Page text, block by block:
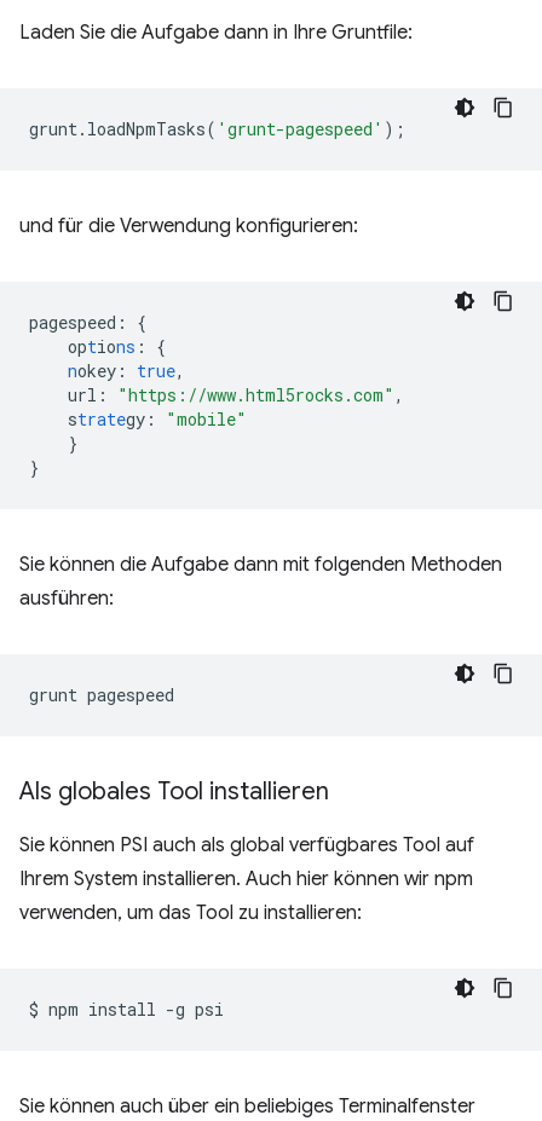
Laden Sie die Aufgabe dann in Ihre Gruntfile:
grunt. loadNpmTasks( 'grunt-pagespeed' );
und für die Verwendung konfigurieren:
pagespeed :
{
options :
{
nokey : true,
url : "https://www.html5rocks.com" ,
strategy :
"mobile"
}
}
Sie können die Aufgabe dann mit folgenden Methoden
ausführen:
grunt
Als globales Tool installieren
Sie können PSI auch als global verfügbares Tool auf
Ihrem System installieren. Auch hier können wir npm
verwenden, um das Tool zu installieren:
$ npm install -g
Sie können auch über ein beliebiges Terminalfenster